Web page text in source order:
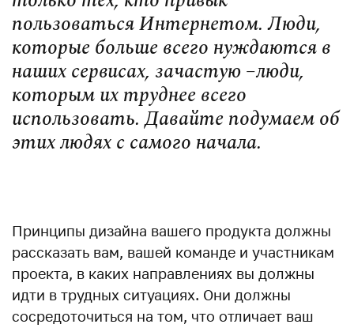
пользоваться Интернетом. Люди,
которые больше всего нуждаются в
наших сервисах, зачастую –люди,
которым их труднее всего
использовать. Давайте подумаем об
этих людях с самого начала.
Принципы дизайна вашего продукта должны
рассказать вам, вашей команде и участникам
проекта, в каких направлениях вы должны
идти в трудных ситуациях. Они должны
сосредоточиться на том, что отличает ваш